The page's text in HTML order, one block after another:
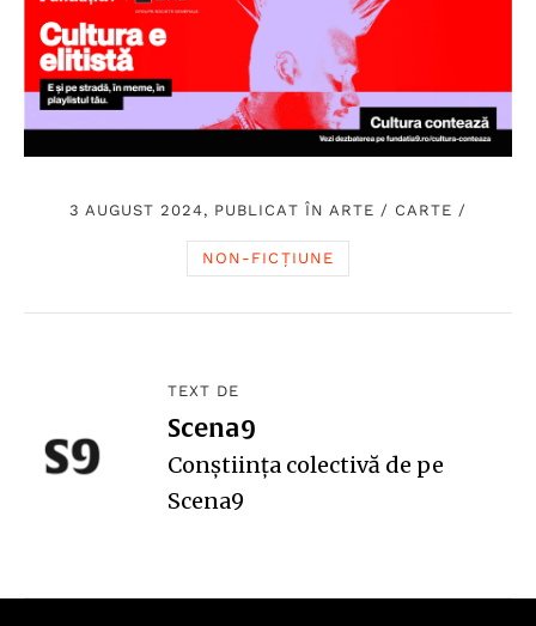
3 AUGUST 2024, PUBLICAT ÎN ARTE / CARTE /
NON-FICȚIUNE
TEXT DE
Scena9
Conștiința colectivă de pe
Scena9